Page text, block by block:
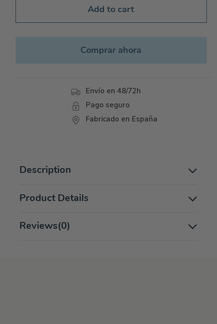
Add to cart
Comprar ahora
Envío en 48/72h
Pago seguro
Fabricado en España
Description
Product Details
Reviews(0)